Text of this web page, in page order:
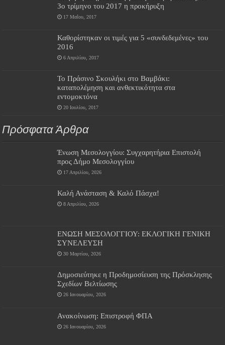
3ο τρίμηνο του 2017 η προκήρυξη
17 Μαΐου, 2017
Καθορίστηκαν οι τιμές για 5 «συνδεδεμένες» του
2016
6 Απριλίου, 2017
Το Πράσινο Σκουλήκι στο Βαμβάκι:
καταπολέμηση και ανθεκτικότητα στα
εντομοκτόνα
20 Ιουλίου, 2017
Πρόσφατα Άρθρα
Ένωση Μεσολογγίου: Συγχαρητήρια Επιστολή
προς Δήμο Μεσολογγίου
17 Απριλίου, 2026
Καλή Ανάσταση & Καλό Πάσχα!
8 Απριλίου, 2026
ΕΝΩΣΗ ΜΕΣΟΛΟΓΓΙΟΥ: ΕΚΛΟΓΙΚΗ ΓΕΝΙΚΗ
ΣΥΝΕΛΕΥΣΗ
30 Μαρτίου, 2026
Δημοσιεύτηκε η Προδημοσίευση της Πρόσκλησης
Σχεδίων Βελτίωσης
26 Ιανουαρίου, 2026
Ανακοίνωση: Επιστροφή ΦΠΑ
26 Ιανουαρίου, 2026